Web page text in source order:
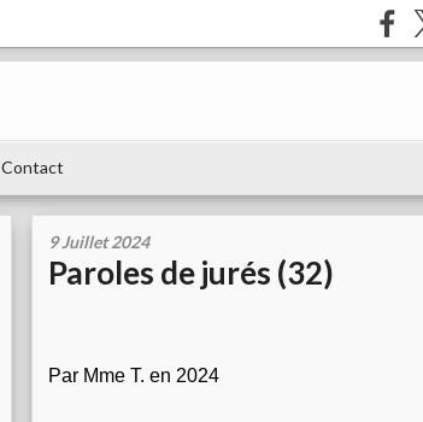
Contact
9 Juillet 2024
Paroles de jurés (32)
Par Mme T. en 2024